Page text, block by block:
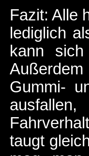
Fazit: Alle
lediglich
kann
Gummi-
taugt